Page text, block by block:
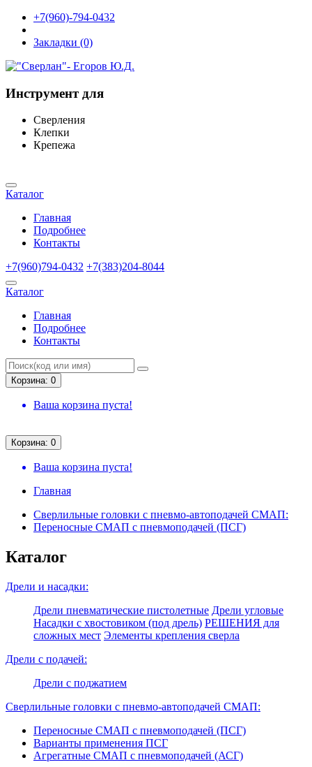
+7(960)-794-0432
Закладки (0)
Инструмент для
Сверления
Клепки
Крепежа
Каталог
Главная
Подробнее
Контакты
+7(960)794-0432 +7(383)204-8044
Каталог
Главная
Подробнее
Контакты
Корзина: 0
Ваша корзина пуста!
Корзина: 0
Ваша корзина пуста!
Главная
Сверлильные головки с пневмо-автоподачей СМАП:
Переносные СМАП с пневмоподачей (ПСГ)
Каталог
Дрели и насадки:
Дрели пневматические пистолетные Дрели угловые
Насадки с хвостовиком (под дрель) РЕШЕНИЯ для
сложных мест Элементы крепления сверла
Дрели с подачей:
Дрели с поджатием
Сверлильные головки с пневмо-автоподачей СМАП:
Переносные СМАП с пневмоподачей (ПСГ)
Варианты применения ПСГ
Агрегатные СМАП с пневмоподачей (АСГ)